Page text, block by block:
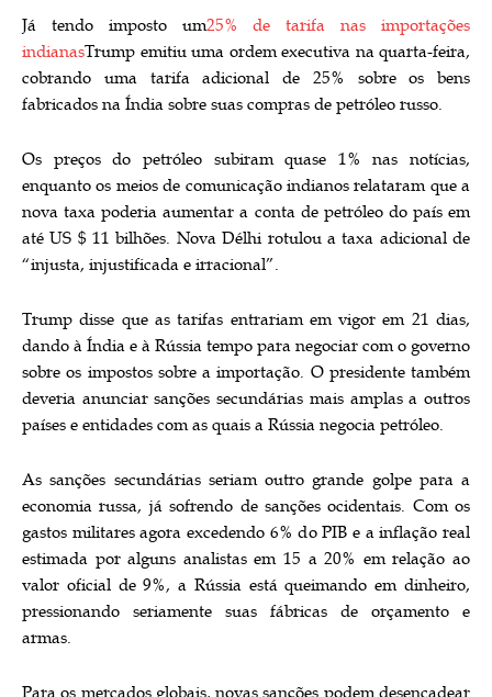
Já tendo imposto um25% de tarifa nas importações
indianasTrump emitiu uma ordem executiva na quarta-feira,
cobrando uma tarifa adicional de 25% sobre os bens
fabricados na Índia sobre suas compras de petróleo russo.
Os preços do petróleo subiram quase 1% nas notícias,
enquanto os meios de comunicação indianos relataram que a
nova taxa poderia aumentar a conta de petróleo do país em
até US $ 11 bilhões. Nova Délhi rotulou a taxa adicional de
“injusta, injustificada e irracional”.
Trump disse que as tarifas entrariam em vigor em 21 dias,
dando à Índia e à Rússia tempo para negociar com o governo
sobre os impostos sobre a importação. O presidente também
deveria anunciar sanções secundárias mais amplas a outros
países e entidades com as quais a Rússia negocia petróleo.
As sanções secundárias seriam outro grande golpe para a
economia russa, já sofrendo de sanções ocidentais. Com os
gastos militares agora excedendo 6% do PIB e a inflação real
estimada por alguns analistas em 15 a 20% em relação ao
valor oficial de 9%, a Rússia está queimando em dinheiro,
pressionando seriamente suas fábricas de orçamento e
armas.
Para os mercados globais, novas sanções podem desencadear